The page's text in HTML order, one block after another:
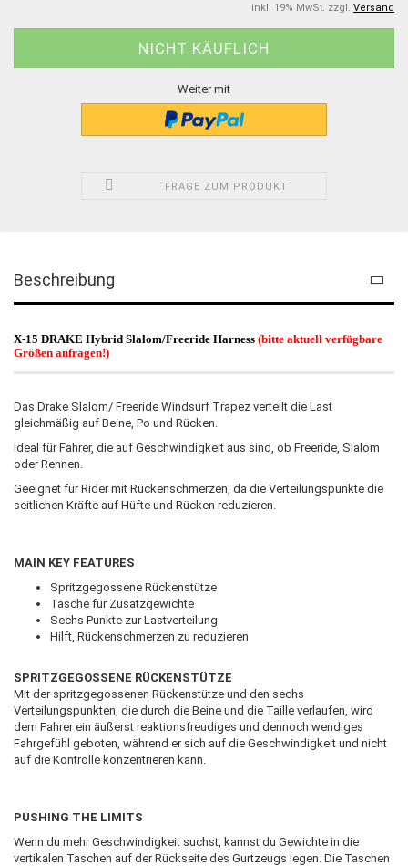
inkl. 19% MwSt. zzgl. Versand
Weiter mit
FRAGE ZUM PRODUKT
Beschreibung
X-15 DRAKE Hybrid Slalom/Freeride Harness (bitte aktuell verfügbare
Größen anfragen!)
Das Drake Slalom/ Freeride Windsurf Trapez verteilt die Last
gleichmäßig auf Beine, Po und Rücken.
Ideal für Fahrer, die auf Geschwindigkeit aus sind, ob Freeride, Slalom
oder Rennen.
Geeignet für Rider mit Rückenschmerzen, da die Verteilungspunkte die
seitlichen Kräfte auf Hüfte und Rücken reduzieren.
MAIN KEY FEATURES
Spritzgegossene Rückenstütze
Tasche für Zusatzgewichte
Sechs Punkte zur Lastverteilung
Hilft, Rückenschmerzen zu reduzieren
SPRITZGEGOSSENE RÜCKENSTÜTZE
Mit der spritzgegossenen Rückenstütze und den sechs
Verteilungspunkten, die durch die Beine und die Taille verlaufen, wird
dem Fahrer ein äußerst reaktionsfreudiges und dennoch wendiges
Fahrgefühl geboten, während er sich auf die Geschwindigkeit und nicht
auf die Kontrolle konzentrieren kann.
PUSHING THE LIMITS
Wenn du mehr Geschwindigkeit suchst, kannst du Gewichte in die
vertikalen Taschen auf der Rückseite des Gurtzeugs legen. Die Taschen